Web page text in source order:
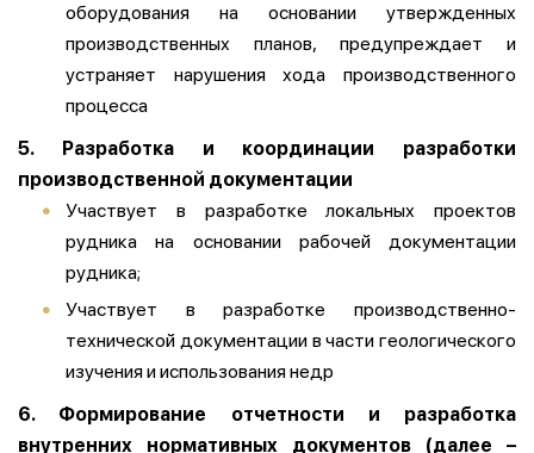
оборудования на основании утвержденных
производственных планов, предупреждает и
устраняет нарушения хода производственного
процесса
5. Разработка и координации разработки
производственной документации
Участвует в разработке локальных проектов
рудника на основании рабочей документации
рудника;
Участвует в разработке производственно-
технической документации в части геологического
изучения и использования недр
6. Формирование отчетности и разработка
внутренних нормативных документов (далее –